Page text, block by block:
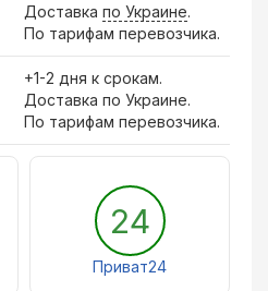
Доставка по Украине.
По тарифам перевозчика.
+1-2 дня к срокам.
Доставка по Украине.
По тарифам перевозчика.
24
Приват24